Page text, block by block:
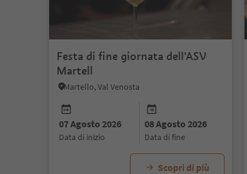
Festa di fine giornata dell'ASV
Martell
Martello, Val Venosta
07 Agosto 2026
data di inizio
08 Agosto 2026
data di fine
Scopri di più